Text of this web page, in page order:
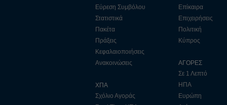
Εύρεση Συμβόλου
Στατιστικά
Πακέτα
Πράξεις
Κεφαλαιοποιήσεις
Ανακοινώσεις
ΧΠΑ
Σχόλιο Αγοράς
Επίκαιρα
Επιχειρήσεις
Πολιτική
Κύπρος
ΑΓΟΡΕΣ
Σε 1 Λεπτό
ΗΠΑ
Ευρώπη